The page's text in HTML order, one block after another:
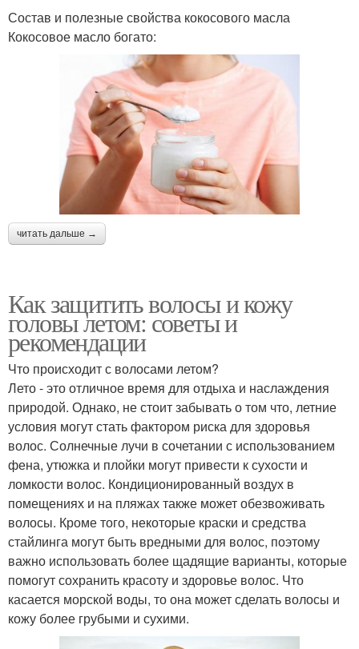
Состав и полезные свойства кокосового масла
Кокосовое масло богато:
читать дальше →
Как защитить волосы и кожу
головы летом: советы и
рекомендации
Что происходит с волосами летом?
Лето - это отличное время для отдыха и наслаждения
природой. Однако, не стоит забывать о том что, летние
условия могут стать фактором риска для здоровья
волос. Солнечные лучи в сочетании с использованием
фена, утюжка и плойки могут привести к сухости и
ломкости волос. Кондиционированный воздух в
помещениях и на пляжах также может обезвоживать
волосы. Кроме того, некоторые краски и средства
стайлинга могут быть вредными для волос, поэтому
важно использовать более щадящие варианты, которые
помогут сохранить красоту и здоровье волос. Что
касается морской воды, то она может сделать волосы и
кожу более грубыми и сухими.